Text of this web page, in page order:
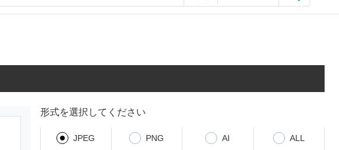
形式を選択してください
JPEG PNG AI ALL